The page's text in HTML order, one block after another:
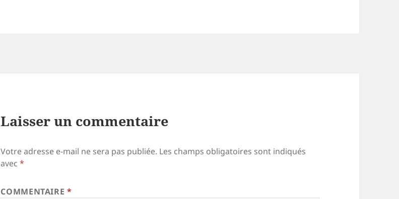
Laisser un commentaire
Votre adresse e-mail ne sera pas publiée. Les champs obligatoires sont indiqués
avec*
COMMENTAIRE*